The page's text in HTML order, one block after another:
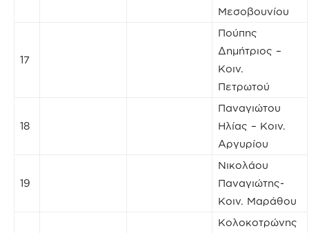
Μεσοβουνίου
17
Πούπης
Δημήτριος –
Κοιν.
Πετρωτού
18
Παναγιώτου
Ηλίας – Κοιν.
Αργυρίου
19
Νικολάου
Παναγιώτης-
Κοιν. Μαράθου
Κολοκοτρώνης